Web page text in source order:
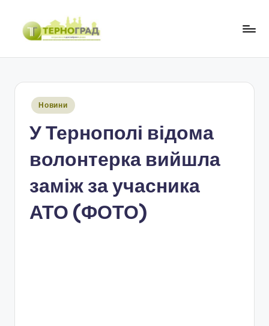
Перейти
Опубліковано
Новини
У Тернополі відома
волонтерка вийшла
заміж за учасника
АТО (ФОТО)